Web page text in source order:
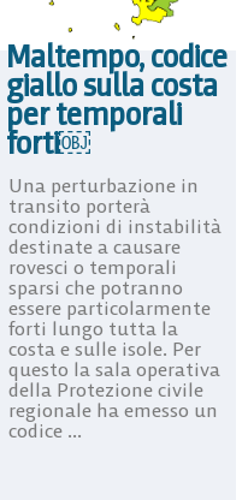
Maltempo, codice
giallo sulla costa
per temporali
forti￼
Una perturbazione in
transito porterà
condizioni di instabilità
destinate a causare
rovesci o temporali
sparsi che potranno
essere particolarmente
forti lungo tutta la
costa e sulle isole. Per
questo la sala operativa
della Protezione civile
regionale ha emesso un
codice ...